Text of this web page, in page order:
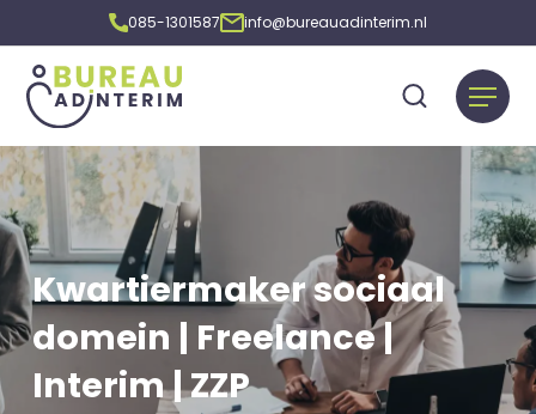
085-1301587 info@bureauadinterim.nl
Kwartiermaker sociaal
domein | Freelance |
Interim | ZZP